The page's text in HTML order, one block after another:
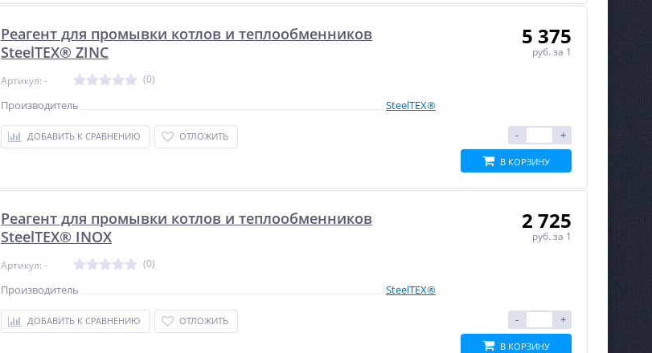
Реагент для промывки котлов и теплообменников
SteelTEX® ZINC
Артикул: - (0)
Производитель SteelTEX®
ДОБАВИТЬ К СРАВНЕНИЮ ОТЛОЖИТЬ
5 375
руб. за 1
+
-
В КОРЗИНУ
Реагент для промывки котлов и теплообменников
SteelTEX® INOX
Артикул: - (0)
Производитель SteelTEX®
ДОБАВИТЬ К СРАВНЕНИЮ ОТЛОЖИТЬ
2 725
руб. за 1
+
-
В КОРЗИНУ